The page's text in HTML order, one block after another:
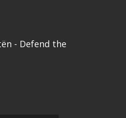
- Defend the